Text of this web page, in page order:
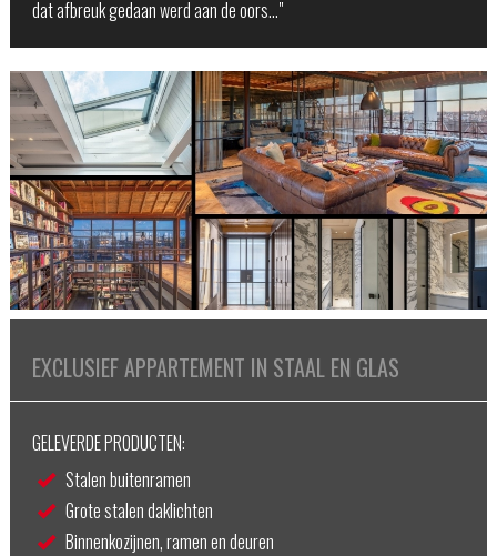
dat afbreuk gedaan werd aan de oors…"
EXCLUSIEF APPARTEMENT IN STAAL EN GLAS
GELEVERDE PRODUCTEN:
Stalen buitenramen
Grote stalen daklichten
Binnenkozijnen, ramen en deuren